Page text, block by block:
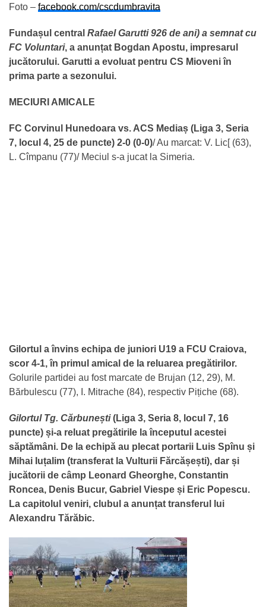
Foto – facebook.com/cscdumbravita
Fundașul central Rafael Garutti 926 de ani) a semnat cu
FC Voluntari, a anunțat Bogdan Apostu, impresarul
jucătorului. Garutti a evoluat pentru CS Mioveni în
prima parte a sezonului.
MECIURI AMICALE
FC Corvinul Hunedoara vs. ACS Mediaș (Liga 3, Seria
7, locul 4, 25 de puncte) 2-0 (0-0)/ Au marcat: V. Lic[ (63),
L. Cîmpanu (77)/ Meciul s-a jucat la Simeria.
Gilortul a învins echipa de juniori U19 a FCU Craiova,
scor 4-1, în primul amical de la reluarea pregătirilor.
Golurile partidei au fost marcate de Brujan (12, 29), M.
Bărbulescu (77), I. Mitrache (84), respectiv Pițiche (68).
Gilortul Tg. Cărbunești(Liga 3, Seria 8, locul 7, 16
puncte) și-a reluat pregătirile la începutul acestei
săptămâni. De la echipă au plecat portarii Luis Spînu și
Mihai Iuțalim (transferat la Vulturii Fărcășești), dar și
jucătorii de câmp Leonard Gheorghe, Constantin
Roncea, Denis Bucur, Gabriel Viespe și Eric Popescu.
La capitolul veniri, clubul a anunțat transferul lui
Alexandru Tărăbic.